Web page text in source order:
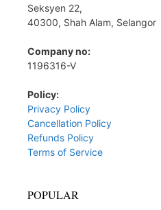
Seksyen 22,
40300, Shah Alam, Selangor
Company no:
1196316-V
Policy:
Privacy Policy
Cancellation Policy
Refunds Policy
Terms of Service
POPULAR